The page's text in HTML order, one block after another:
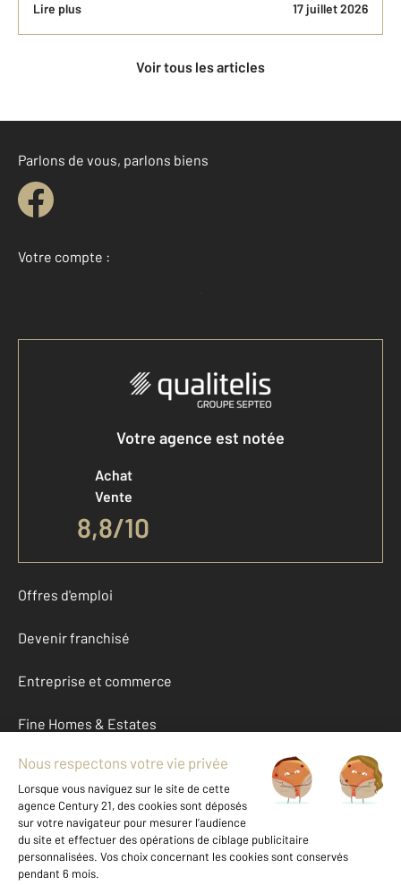
Lire plus 17 juillet 2026
Voir tous les articles
Parlons de vous, parlons biens
Votre compte :
Accéder à mon compte
Votre agence est notée
Achat
Vente
8,8/10
Offres d'emploi
Devenir franchisé
Entreprise et commerce
Fine Homes & Estates
À propos
International
Nous contacter